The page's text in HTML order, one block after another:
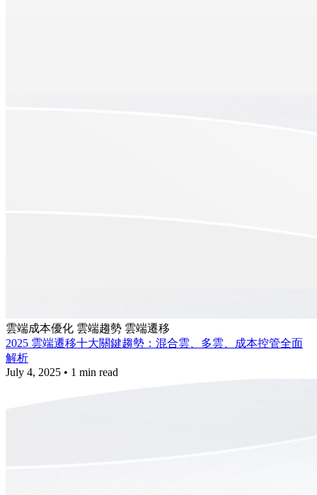
雲端成本優化 雲端趨勢 雲端遷移
2025 雲端遷移十大關鍵趨勢：混合雲、多雲、成本控管全面
解析
July 4, 2025 • 1 min read